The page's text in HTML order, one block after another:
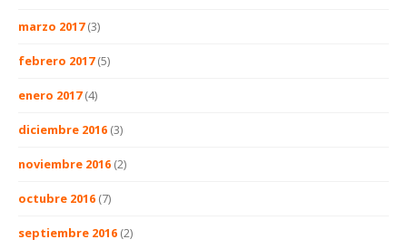
marzo 2017(3)
febrero 2017(5)
enero 2017(4)
diciembre 2016 (3)
noviembre 2016 (2)
octubre 2016 (7)
septiembre 2016 (2)